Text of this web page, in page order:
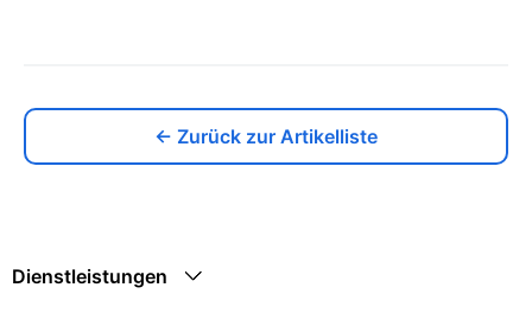
← Zurück zur Artikelliste
Dienstleistungen